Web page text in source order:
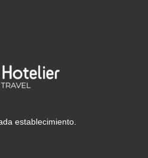
establecimiento.